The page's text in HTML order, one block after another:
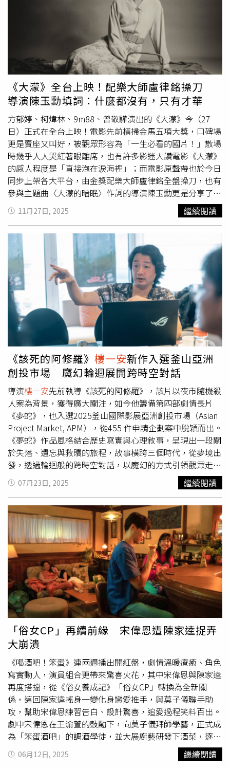
但討論熱烈，氣氛融洽。他們和參與初選的
琦，都熱情參與影展活動，與入圍劇組交換創作心得，鼓勵
道》）以及知名國際影像平台 NOWNESS ASIA 共襄盛舉。
君昵、金穗獎最佳動畫片導演余聿、金馬獎最佳動畫短片導
演吳德淳，以及曾入圍安錫國際動畫影展的動畫導演謝珮
雯。後續將由其中13位決選評審，在專業試片室觀看所有入
圍作品後共同選出本屆金穗獎得主，得獎結果將於5月1日頒
獎典禮揭曉。2026金穗影展將於4月24日至5月1日在台北信
義威秀影城舉行，線上影展也將同步展開，4月13日開放售
票，更多精彩片單將陸續公布。第48屆金穗獎入圍名單劇情
片《水火山》／朱建安《Somewhere in Time 河與石頭》／
黃芝嘉《奇欲單行道》／莊玉婷《大姊，賢慧》／蔡渝涵
《抓耙仔》／許筱玟《放生》／方宥琪《暈》／蘇柏睿《爬
坡》／郭佩綺《Endless Days》／大根田良樹《只是一陣一
陣》／黃式佳《你吹Do，我吹Si》／莊榮祚《A計畫》／鍾
佳播《狀況》／王崇霖《百花公主》／李晏如《十八銅人》
／莊知耕學生劇情片《髮圈》／張善淳《湖面交界》／莊采
宸《舞夜狂花》／林冠辰《保密例外》／陳莉璇《或許 這
樣是好的》／陸儀《西瓜樂園》／孫明宇、劉芳彣《走》／
藍偉豪《看現場》／臧晟傑《水餃皮》／林昕璇《修不修》
／林伯恩《臨時牌》／莊明翰《乳牙》／吳顏汶《自然捲》
／凌晴榆《動物本能》／林季衡《笑一個》／戴薇紀錄片
《遊走族的肖像畫》／張筱榕《哥哥死後去了哪裡》／陳俊
維《我家有棵芒果樹》／黃麗如、鄭治明《第九十三封信之
後》／林佑恩、劉燕美學生紀錄片《屋舍上的葉仔花》／葉
治芳《阿北不見》／羅理龢《巡白馬記》／黃繼賢《飛機飛
過的時候》／簡冠盈、李依靜實驗片《男生徒》／陳飛豪
《棉花嶼》／陳省聿《棲身的土壤》／劉靜怡《副熱帶草
本》／謝承璇《遠離自由》／王鐙儀、吳志維、葉澈《虎
爺》／何郁琦學生實驗片《冥后記》／周蓉靖《兒童樂園
Children’s/Ground》／郭柏維《拾棄時代》／林沫呈《良
夜之歌》／陳祖逵《夕日記》／朱祥生動畫片《過於煩躁的
我們》／謝宗旻《I》／許芷甄《工》／吳承筠《你不在這
個蛋糕裡》／陳亭叡《離・島》／吳箏《忘川》／黃亮昕
《文學家》／連亞珏、廖禾瑜《落雺》／莊淯津學生動畫片
《在你離去之前》／謝佳蘋《兔子巷968號》／吳家昕《循
著線的軌跡》／王嘉怡《我朋友的故事》／林奕伶《流星
祭》／謝恩熙
《大濛》全台上映！配樂大師盧律銘操刀
導演陳玉勳填詞：什麼都沒有，只有才華
方郁婷、柯煒林、9m88、曾敬驊演出的《大濛》今（27
日）正式在全台上映！電影先前橫掃金馬五項大獎，口碑場
更是賣座又叫好，被觀眾形容為「一生必看的國片！」散場
時幾乎人人哭紅著眼離席，也有許多影迷大讚電影《大濛》
的感人程度是「直接泡在淚海裡」；而電影原聲帶也於今日
同步上架各大平台，由金獎配樂大師盧律銘全盤操刀，也有
參與主題曲〈大濛的暗眠〉作詞的導演陳玉勳更是分享了電
影中的小故事。榮獲本屆金馬獎最佳劇情片等五項大獎史詩
年度巨作《大濛》，今（27）日正式在全台上映！（圖／華
文創）盧律銘分享，《大濛》配樂一開始交出的版本被陳玉
勳導演直言「沒有風味與靈魂」，讓他只得「砍掉重練」。
在導演半激將、半鼓勵的推動下，他決定回到角色本身創
作，從方郁婷飾演的阿月出發，以她離家沿途所見的風景寫
出第一首 demo，讓整張原聲帶彷彿成了阿月的旅程日記，
有雲、有霧、有雨，也有撥雲見日的片刻。其中，電影主題
曲〈大濛的暗眠〉更是他近年最深刻的創作，不僅歷經多次
改動、趕在最後關頭才完成錄製，更邀請 9m88 演唱與吉他
大師黃中岳編曲。他形容整個過程如同陳玉勳導演說的：
「有股神秘力量推著大家前進，每個環節都剛好扣上。」並
說：「這部電影、這首歌都是獻給那些在霧中前行的人。」
他也特別感謝 9m88，笑稱：「這是一首最不像 9m88 的
歌，唱的人是片中的每一個人。」關於電影配樂，導演陳玉
勳分享，剪接時他一度苦惱不知該配什麼音樂，直到某個深
夜靈感閃現，一段既熟悉又陌生的老歌旋律竄入腦海，正是
60年代的〈月光小曲〉（莎韻之鐘），他立刻記下旋律；另
一首是導演很喜歡盧律銘配樂裡的一首曲子，他幽默地對盧
律銘說：「這首我們把它弄成一首歌，可能會紅喔，你老婆
肚子的小兒子快出生了，如果這首紅了，你兩個兒子所有學
費都有了吧！」此外他也親自嘗試撰寫台語歌詞，笑言說：
「阿銘師，我們什麼都沒有，只有才華，就自己寫吧！」最
終完成的〈大濛的暗眠〉，連同原聲帶皆送往英國倫敦傳奇
錄音室Abbey Road Studios進行鬼斧神工的母帶製成，完
美呈現電影情感與氛圍。電影《大濛》繼先前首映會及口碑
場引發各界轟動熱評，觀眾幾乎「淚海滿場」，哭到眼眶通
紅、紙巾不夠用！歌手ØZI直呼是「催淚彈！」導演徐譽庭
更感性發文：「《大濛》兼具了商業和藝術性！」樓一安、
九把刀，與演員柯震東、林廷憶、王渝萱、韓寧、劉主平等
多位演員，也紛紛在社群分享推薦。片中特別演出彩蝶歌舞
團七仙女的百白，更是在觀影後泣不成聲，哭得眼睛腫脹、
鼻頭通紅，笑稱是「哭瘋認證！」而身為「破億幸運星」的
蔡昌憲在片中飾演特務，他貼心提醒觀眾：「記得帶衛生
紙，我相信大家會帶著難以言喻的感動走出戲院。」而知名
主持人曾寶儀也動容分享：「充滿傷痕的時代，小人物們依
然堅定地往前走。」
11月27日, 2025 繼續閱讀
《該死的阿修羅》 樓一安新作入選釜山亞洲
創投市場 魔幻輪迴展開跨時空對話
導演樓一安先前執導《該死的阿修羅》，該片以夜市隨機殺
人案為背景，獲得廣大關注，如今他籌備第四部劇情長片
《夢蛇》，也入選2025釜山國際影展亞洲創投市場（Asian
Project Market, APM），從455 件申請企劃案中脫穎而出。
《夢蛇》作品風格結合歷史寫實與心理敘事，呈現出一段關
於失落、遺忘與救贖的旅程，故事橫跨三個時代，從夢境出
發，透過輪迴般的跨時空對話，以魔幻的方式引領觀眾走入
歷史，將人物命運相互交織，型塑出當代台灣的國族寓言。
導演樓一安試圖運用擅長的多線敘事，講述大時代下的小人
物們命運交織、互為因果，在歷史洪流中的人性選擇，是一
部結合奇幻、歷史、懸疑元素的故事。《夢蛇》故事橫跨三
個時代，從夢境出發，目前進入前期籌資階段。（圖／希望
影視提供）導演樓一安繼上部作品《該死的阿修羅》探討青
少年社會事件後，再次轉向歷史與命運的書寫，他表示：
「我一直對大歷史底下那些小人物的傷痕記憶，還有這些人
如何努力求存的故事感興趣，因此《夢蛇》透過夢與輪迴交
錯的形式，試著回望台灣所身處的東亞脈絡，也思考我們怎
麼成為今天的自己。」《夢蛇》自開發以來歷時一年多，暨
2024年入選金馬創投會後，本次入選2025亞洲創投市場
（APM），肯定了《夢蛇》的國際市場發展潛力。製片陳温
温補充道：「我們希望透過這次曝光，吸引更多國內外關注
電影創作的資源與投資人，與我們一起完成這部具情感深度
與美學野心的作品。」《夢蛇》目前正進入前期籌資籌備階
段，未來將於台灣全境拍攝，尋求本地與國際影視夥伴共同
打造。
07月23日, 2025 繼續閱讀
「俗女CP」再續前緣 宋偉恩遭陳家逵捉弄
大崩潰
《喝酒吧！笨蛋》連兩週播出開紅盤，劇情溫暖療癒、角色
寫實動人，演員組合更帶來驚喜火花，其中宋偉恩與陳家逵
再度搭擋，從《俗女養成記》「俗女CP」轉換為全新關
係，這回陳家逵搖身一變化身戀愛推手，與莫子儀聯手助
攻，幫助宋偉恩練習告白、設計驚喜，追愛過程笑料百出。
劇中宋偉恩在王渝萱的鼓勵下，向莫子儀拜師學藝，正式成
為「笨蛋酒吧」的調酒學徒，並大展廚藝研發下酒菜，逐漸
成為酒吧裡的「團寵」。宋偉恩也在師傅莫子儀與酒吧老闆
陳家逵的「鼓勵目光」下，展開追愛行動。對於這個角色，
06月12日, 2025 繼續閱讀